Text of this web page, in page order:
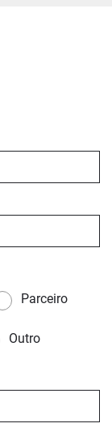
Parceiro
Outro